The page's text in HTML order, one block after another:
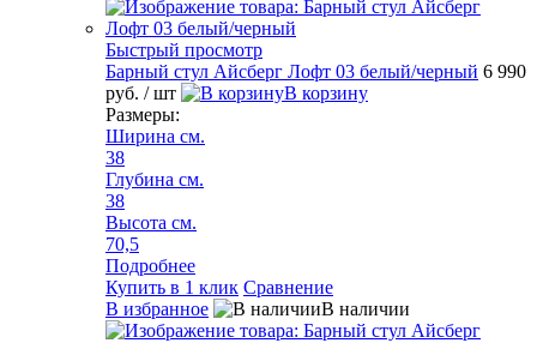
Быстрый просмотр
Барный стул Айсберг Лофт 03 белый/черный 6 990
руб. / шт
В корзину
Размеры:
Ширина см.
38
Глубина см.
38
Высота см.
70,5
Подробнее
Купить в 1 клик Сравнение
В избранное
В наличии